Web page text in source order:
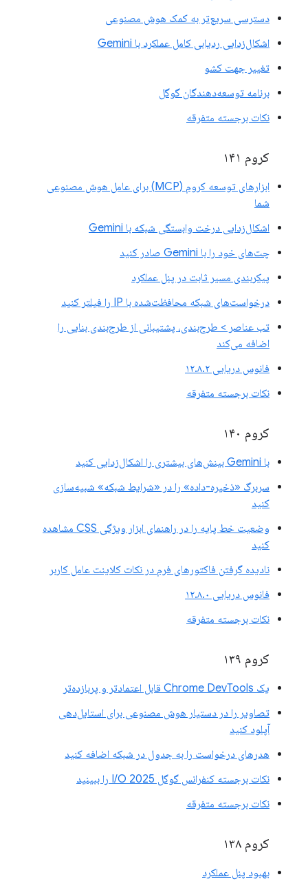
دسترسی سریع‌تر به کمک هوش مصنوعی
اشکال‌زدایی ردیابی کامل عملکرد با Gemini
تغییر جهت کشو
برنامه توسعه‌دهندگان گوگل
نکات برجسته متفرقه
کروم ۱۴۱
ابزارهای توسعه کروم (MCP) برای عامل هوش مصنوعی
شما
اشکال‌زدایی درخت وابستگی شبکه با Gemini
چت‌های خود را با Gemini صادر کنید
پیکربندی مسیر ثابت در پنل عملکرد
درخواست‌های شبکه محافظت‌شده با IP را فیلتر کنید
تب عناصر > طرح‌بندی، پشتیبانی از طرح‌بندی بنایی را
اضافه می‌کند
فانوس دریایی ۱۲.۸.۲
نکات برجسته متفرقه
کروم ۱۴۰
با Gemini بینش‌های بیشتری را اشکال‌زدایی کنید
سربرگ «ذخیره-داده» را در «شرایط شبکه» شبیه‌سازی
کنید
وضعیت خط پایه را در راهنمای ابزار ویژگی CSS مشاهده
کنید
نادیده گرفتن فاکتورهای فرم در نکات کلاینت عامل کاربر
فانوس دریایی ۱۲.۸.۰
نکات برجسته متفرقه
کروم ۱۳۹
یک Chrome DevTools قابل اعتمادتر و پربازده‌تر
تصاویر را در دستیار هوش مصنوعی برای استایل‌دهی
آپلود کنید
هدرهای درخواست را به جدول در شبکه اضافه کنید
نکات برجسته کنفرانس گوگل I/O 2025 را ببینید
نکات برجسته متفرقه
کروم ۱۳۸
بهبود پنل عملکرد